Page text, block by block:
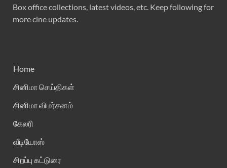
Box office collections, latest videos, etc. Keep following for
more cine updates.
Home
சினிமா செய்திகள்
சினிமா விமர்சனம்
கேலரி
வீடியோஸ்
சிறப்பு கட்டுரை